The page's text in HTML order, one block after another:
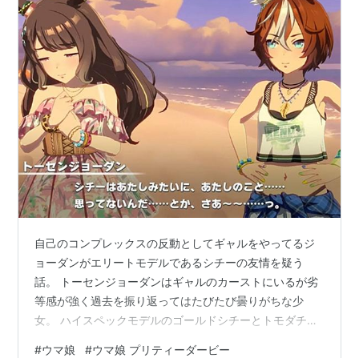
リスト::競走馬
自己のコンプレックスの反動としてギャルをやってるジ
ョーダンがエリートモデルであるシチーの友情を疑う
話。 トーセンジョーダンはギャルのカーストにいるが劣
等感が強く過去を振り返ってはたびたび曇りがちな少
女。 ハイスペックモデルのゴールドシチーとトモダチに
#ウマ娘 #ウマ娘 プリティーダービー